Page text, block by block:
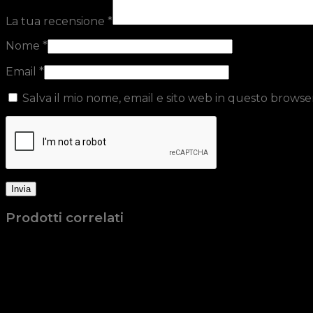
La tua recensione *
Nome *
Email *
Salva il mio nome, email e sito web in questo
Prodotti correlati